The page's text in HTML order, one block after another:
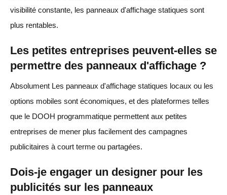
visibilité constante, les panneaux d'affichage statiques sont
plus rentables.
Les petites entreprises peuvent-elles se
permettre des panneaux d'affichage ?
Absolument Les panneaux d'affichage statiques locaux ou les
options mobiles sont économiques, et des plateformes telles
que le DOOH programmatique permettent aux petites
entreprises de mener plus facilement des campagnes
publicitaires à court terme ou partagées.
Dois-je engager un designer pour les
publicités sur les panneaux